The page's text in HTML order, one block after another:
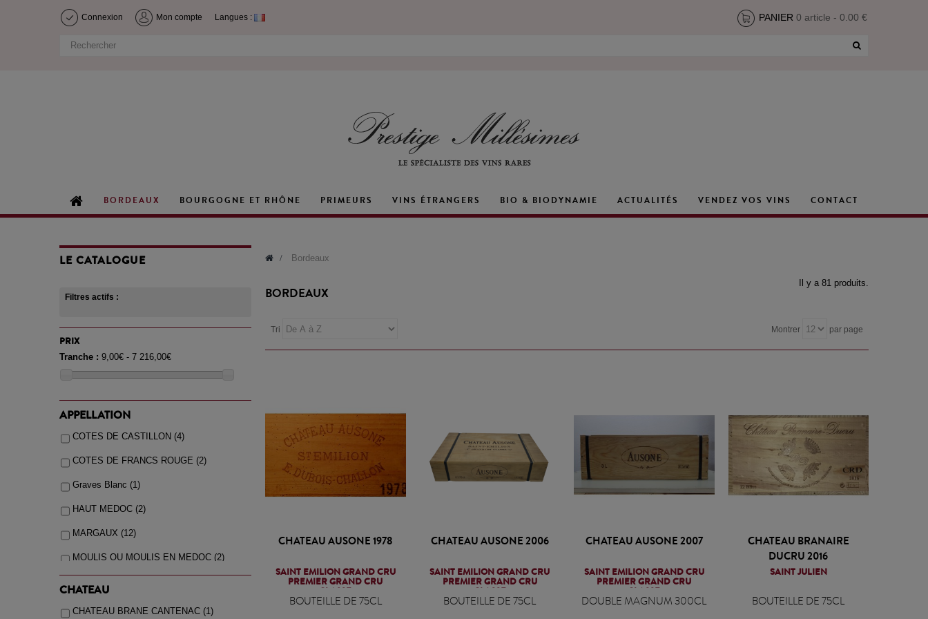
Connexion Mon compte Langues : PANIER 0 article - 0.00 €
BORDEAUX BOURGOGNE ET RHÔNE PRIMEURS VINS ÉTRANGERS BIO & BIODYNAMIE ACTUALITÉS VENDEZ VOS VINS CONTACT
LE CATALOGUE
Filtres actifs :
PRIX
Tranche : 9,00€ - 7 216,00€
APPELLATION
COTES DE CASTILLON (4)
COTES DE FRANCS ROUGE (2)
Graves Blanc (1)
HAUT MEDOC (2)
MARGAUX (12)
MOULIS OU MOULIS EN MEDOC (2)
PESSAC LEOGNAN BLANC (4)
CHATEAU
CHATEAU BRANE CANTENAC (1)
> Bordeaux
BORDEAUX
Il y a 81 produits.
Tri Montrer par page
CHATEAU AUSONE 1978
SAINT EMILION GRAND CRU
PREMIER GRAND CRU
CLASSE
BOUTEILLE DE 75CL
CHATEAU AUSONE 2006
SAINT EMILION GRAND CRU
PREMIER GRAND CRU
CLASSE
BOUTEILLE DE 75CL
CHATEAU AUSONE 2007
SAINT EMILION GRAND CRU
PREMIER GRAND CRU
CLASSE
DOUBLE MAGNUM 300CL
CHATEAU BRANAIRE
DUCRU 2016
SAINT JULIEN
BOUTEILLE DE 75CL